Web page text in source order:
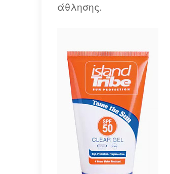
άθλησης.